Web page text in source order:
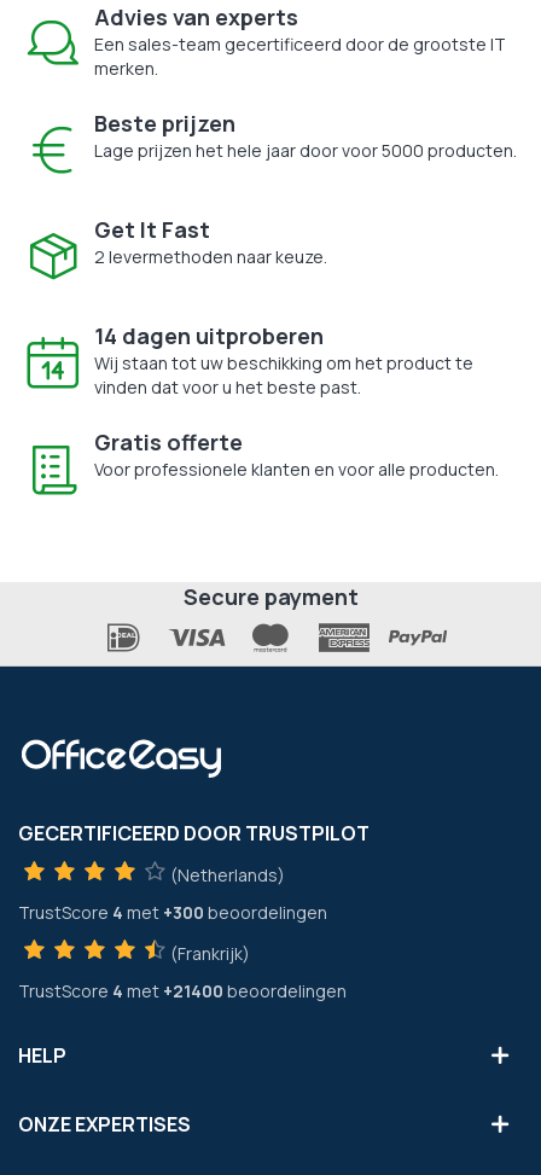
Advies van experts
Een sales-team gecertificeerd door de grootste IT
merken.
Beste prijzen
Lage prijzen het hele jaar door voor 5000 producten.
Get It Fast
2 levermethoden naar keuze.
14 dagen uitproberen
Wij staan tot uw beschikking om het product te
vinden dat voor u het beste past.
Gratis offerte
Voor professionele klanten en voor alle producten.
Secure payment
GECERTIFICEERD DOOR TRUSTPILOT
(Netherlands)
TrustScore 4 met +300 beoordelingen
(Frankrijk)
TrustScore 4 met +21400 beoordelingen
HELP
ONZE EXPERTISES